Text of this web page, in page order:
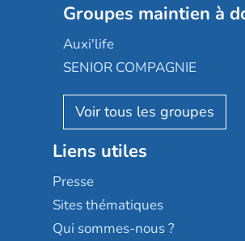
Les jardins d'Arcadie
Occitalia
Appartseniors
Reseda
Stella management
Les villages d'or
Sérénys
Résidences services Villa
Groupe SOS
Le Noble Âge
Almage
Résidalya
Groupe aplus
Groupes maintien à
Auxi'life
SENIOR COMPAGNIE
AGE D'OR Services
Liens utiles
Presse
Sites thématiques
Qui sommes-nous ?